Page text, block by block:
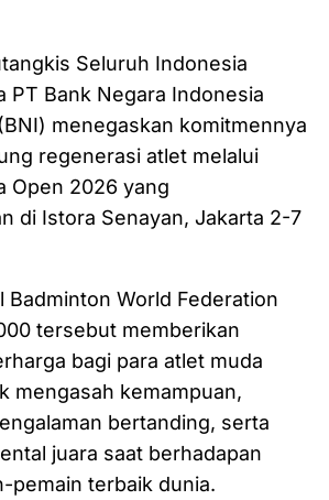
Seluruh Indonesia
PT Bank Negara Indonesia
menegaskan komitmennya
regenerasi atlet melalui
Open 2026 yang
di Istora Senayan, Jakarta 2-7
Badminton World Federation
tersebut memberikan
bagi para atlet muda
mengasah kemampuan,
bertanding, serta
juara saat berhadapan
pemain terbaik dunia.